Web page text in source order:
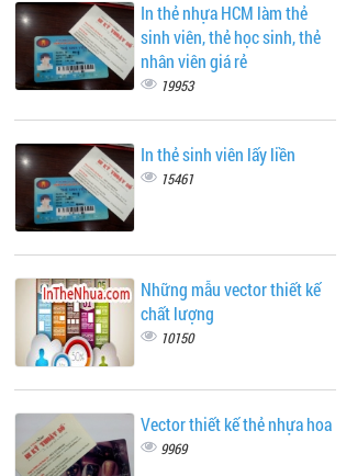
In thẻ nhựa HCM làm thẻ
sinh viên, thẻ học sinh, thẻ
nhân viên giá rẻ
19953
In thẻ sinh viên lấy liền
15461
Những mẫu vector thiết kế
chất lượng
10150
Vector thiết kế thẻ nhựa hoa
9969